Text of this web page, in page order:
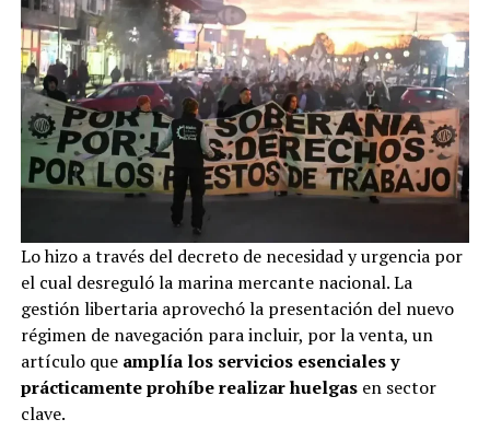
Lo hizo a través del decreto de necesidad y urgencia por
el cual desreguló la marina mercante nacional. La
gestión libertaria aprovechó la presentación del nuevo
régimen de navegación para incluir, por la venta, un
artículo queamplía los servicios esenciales y
prácticamente prohíbe realizar huelgasen sector
clave.